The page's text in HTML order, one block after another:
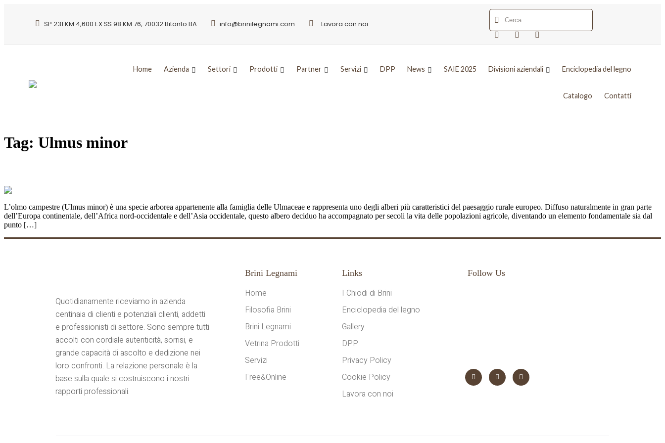
SP 231 KM 4,600 EX SS 98 KM 76, 70032 Bitonto BA info@brinilegnami.com Lavora con noi
Home Azienda Settori Prodotti Partner Servizi DPP News SAIE 2025 Divisioni aziendali Enciclopedia del legno
Catalogo Contatti
Tag: Ulmus minor
L’olmo campestre (Ulmus minor) è una specie arborea appartenente alla famiglia delle Ulmaceae e rappresenta uno degli alberi più caratteristici del paesaggio rurale europeo. Diffuso naturalmente in gran parte
dell’Europa continentale, dell’Africa nord-occidentale e dell’Asia occidentale, questo albero deciduo ha accompagnato per secoli la vita delle popolazioni agricole, diventando un elemento fondamentale sia dal
punto […]
Quotidianamente riceviamo in azienda
centinaia di clienti e potenziali clienti, addetti
e professionisti di settore. Sono sempre tutti
accolti con cordiale autenticità, sorrisi, e
grande capacità di ascolto e dedizione nei
loro confronti. La relazione personale è la
base sulla quale si costruiscono i nostri
rapporti professionali.
Brini Legnami
Home
Filosofia Brini
Brini Legnami
Vetrina Prodotti
Servizi
Free&Online
Links
I Chiodi di Brini
Enciclopedia del legno
Gallery
DPP
Privacy Policy
Cookie Policy
Lavora con noi
Follow Us